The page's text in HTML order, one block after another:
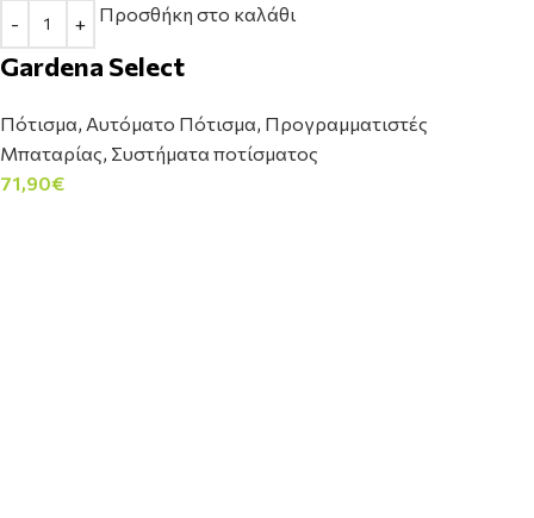
Προσθήκη στο καλάθι
Gardena Select
Πότισμα, Αυτόματο Πότισμα, Προγραμματιστές
Μπαταρίας, Συστήματα ποτίσματος
71,90€